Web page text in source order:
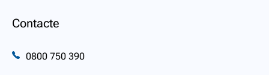
Contacte
0800 750 390